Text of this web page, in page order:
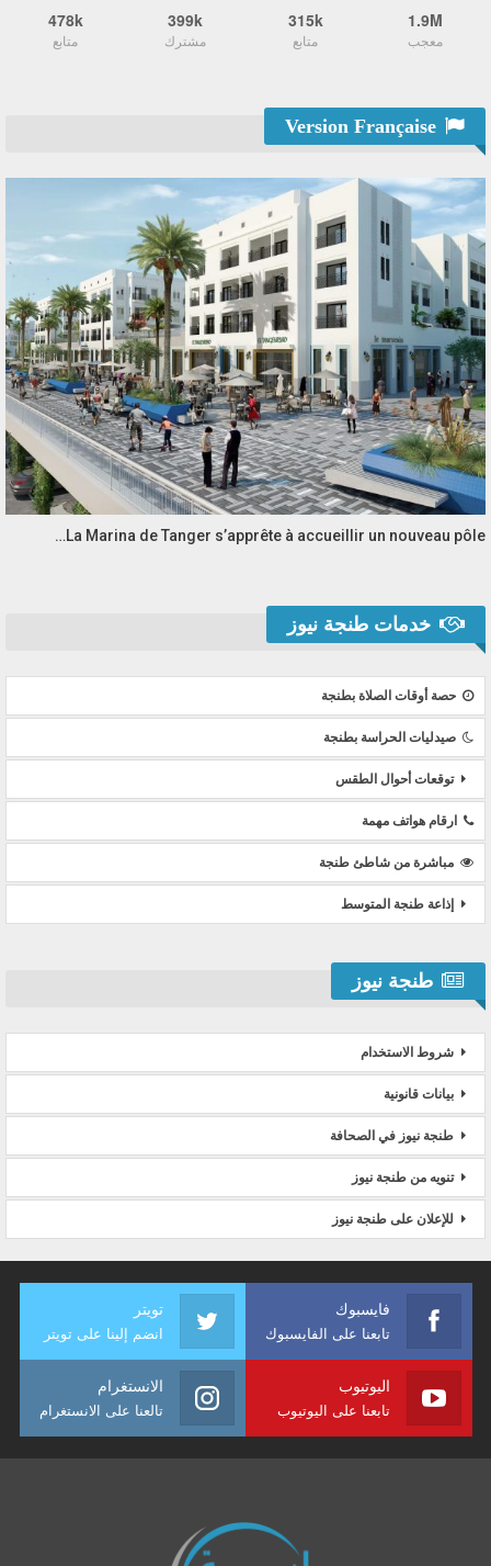
1.9M
معجب
315k
متابع
399k
مشترك
478k
متابع
La Marina de Tanger s’apprête à accueillir un nouveau pôle…
خدمات طنجة نيوز
حصة أوقات الصلاة بطنجة
صيدليات الحراسة بطنجة
توقعات أحوال الطقس
ارقام هواتف مهمة
مباشرة من شاطئ طنجة
إذاعة طنجة المتوسط
طنجة نيوز
شروط الاستخدام
بيانات قانونية
طنجة نيوز في الصحافة
تنويه من طنجة نيوز
للإعلان على طنجة نيوز
فايسبوك
تابعنا على الفايسبوك
تويتر
انضم إلينا على تويتر
اليوتيوب
تابعنا على اليوتيوب
الانستغرام
تالعنا على الانستغرام